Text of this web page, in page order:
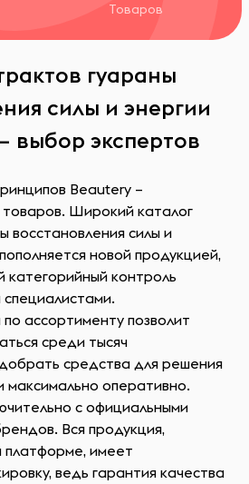
Товаров
гуараны
силы и энергии
выбор экспертов
Beautery –
Широкий каталог
восстановления силы и
новой продукцией,
контроль
ассортименту позволит
среди тысяч
средства для решения
максимально оперативно.
с официальными
Вся продукция,
платформе, имеет
ведь гарантия качества